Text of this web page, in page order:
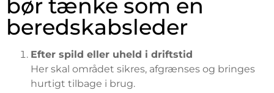
bør tænke som en
beredskabsleder
Efter spild eller uheld i driftstid
Her skal området sikres, afgrænses og bringes
hurtigt tilbage i brug.